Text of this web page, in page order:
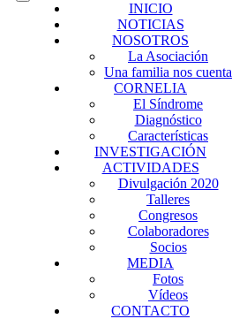
INICIO
NOTICIAS
NOSOTROS
La Asociación
Una familia nos cuenta
CORNELIA
El Síndrome
Diagnóstico
Características
INVESTIGACIÓN
ACTIVIDADES
Divulgación 2020
Talleres
Congresos
Colaboradores
Socios
MEDIA
Fotos
Vídeos
CONTACTO